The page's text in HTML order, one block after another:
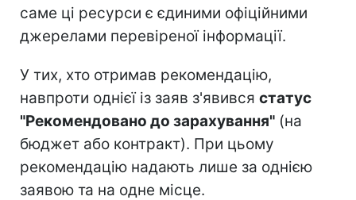
саме ці ресурси є єдиними офіційними
джерелами перевіреної інформації.
У тих, хто отримав рекомендацію,
навпроти однієї із заяв з'явився статус
"Рекомендовано до зарахування" (на
бюджет або контракт). При цьому
рекомендацію надають лише за однією
заявою та на одне місце.